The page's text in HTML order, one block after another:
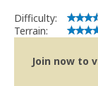
Difficulty:
Terrain:
Join now to